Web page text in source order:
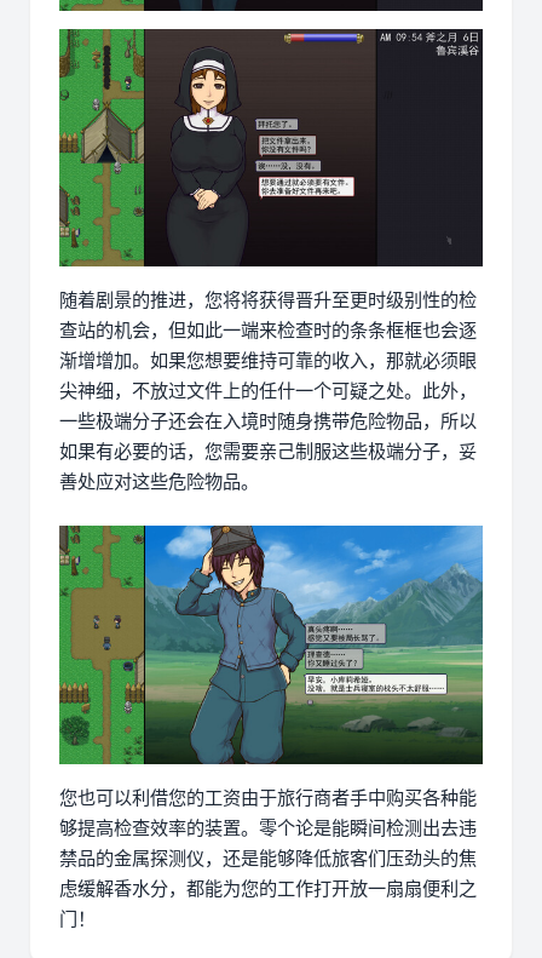
随着剧景的推进，您将将获得晋升至更时级别性的检
查站的机会，但如此一端来检查时的条条框框也会逐
渐增增加。如果您想要维持可靠的收入，那就必须眼
尖神细，不放过文件上的任什一个可疑之处。此外，
一些极端分子还会在入境时随身携带危险物品，所以
如果有必要的话，您需要亲己制服这些极端分子，妥
善处应对这些危险物品。
您也可以利借您的工资由于旅行商者手中购买各种能
够提高检查效率的装置。零个论是能瞬间检测出去违
禁品的金属探测仪，还是能够降低旅客们压劲头的焦
虑缓解香水分，都能为您的工作打开放一扇扇便利之
门！